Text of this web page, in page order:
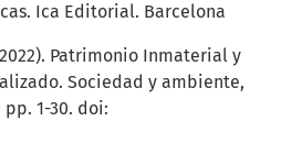
Ica Editorial. Barcelona
Patrimonio Inmaterial y
Sociedad y ambiente,
pp. 1-30. doi: